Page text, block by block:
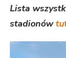
Lista
stadionów